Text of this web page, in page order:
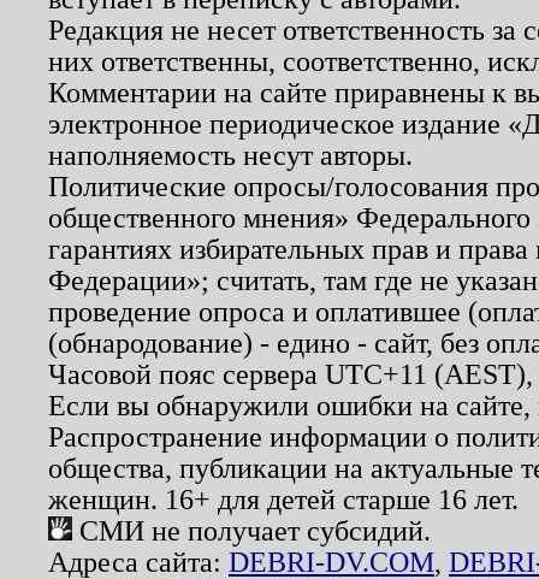
Редакция не несет ответственность
них ответственны, соответственно,
Комментарии на сайте приравнены к
электронное периодическое издание
наполняемость несут авторы.
Политические опросы/голосования
общественного мнения»
гарантиях избирательных прав и
Федерации»; считать, там где не
проведение опроса и оплатившее
(обнародование) - едино - сайт, без
Часовой пояс сервера UTC+11
Если вы обнаружили ошибки на
Распространение информации о
общества, публикации на актуальные
женщин. 16+ для детей старше 16 лет.
СМИ не получает субсидий.
Адреса сайта: DEBRI-DV.COM,